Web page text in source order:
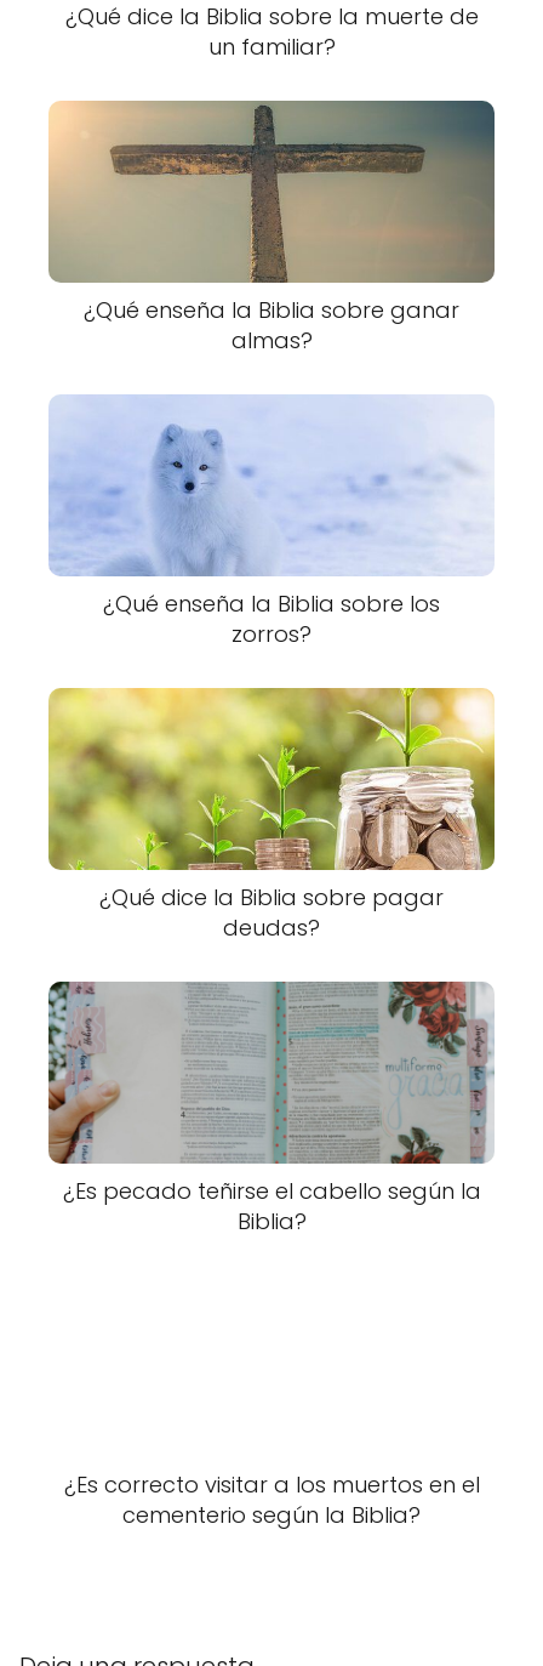
¿Qué dice la Biblia sobre la muerte de
un familiar?
¿Qué enseña la Biblia sobre ganar
almas?
¿Qué enseña la Biblia sobre los
zorros?
¿Qué dice la Biblia sobre pagar
deudas?
¿Es pecado teñirse el cabello según la
Biblia?
¿Es correcto visitar a los muertos en el
cementerio según la Biblia?